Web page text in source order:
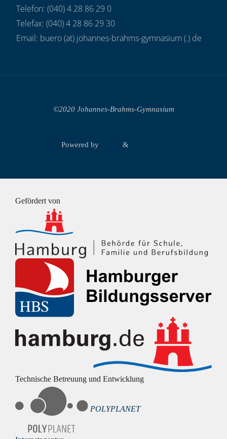
Telefon: (040) 4 28 86 29 0
Telefax: (040) 4 28 86 29 30
Email: buero (at) johannes-brahms-gymnasium (.) de
©2020 Johannes-Brahms-Gymnasium
Powered byFluida &
Gefördert von
Technische Betreuung und Entwicklung
POLYPLANET